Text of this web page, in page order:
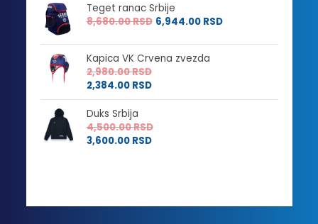
Teget ranac Srbije
8,680.00RSD 6,944.00 RSD
Kapica VK Crvena zvezda
2,980.00RSD
2,384.00 RSD
Duks Srbija
4,500.00RSD
3,600.00 RSD